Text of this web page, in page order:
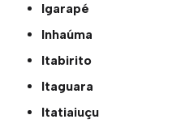
Igarapé
Inhaúma
Itabirito
Itaguara
Itatiaiuçu